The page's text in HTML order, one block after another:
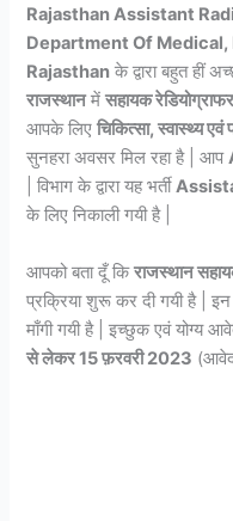
Rajasthan Assistant
Department Of
Rajasthan के द्वारा बहुत हीं
राजस्थानमेंसहायक
आपके लिएचिकित्सा, स्वास्थ्य
सुनहरा अवसर मिल रहा है | आप
| विभाग के द्वारा यह भर्ती
के लिए निकाली गयी है |
आपको बता दूँ किराजस्थान
प्रक्रिया शुरू कर दी गयी है |
माँगी गयी है | इच्छुक एवं योग्य
से लेकर 15 फ़रवरी 2023